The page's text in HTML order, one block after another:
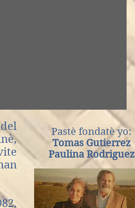
Pastè fondatè yo:
Tomas Gutierrez
Paulina Rodriguez